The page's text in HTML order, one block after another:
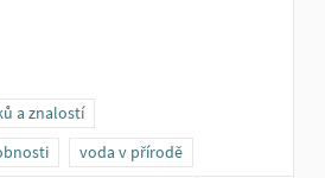
a znalostí
voda v přírodě